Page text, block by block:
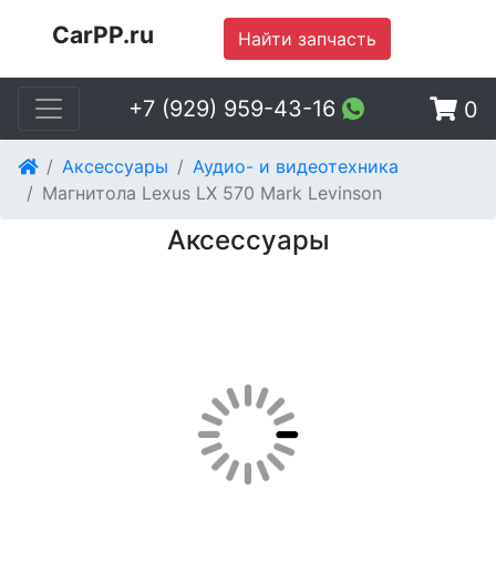
CarPP.ru Найти запчасть
+7 (929) 959-43-16 0
Аксессуары
Аудио- и видеотехника
Магнитола Lexus LX 570 Mark Levinson
Аксессуары